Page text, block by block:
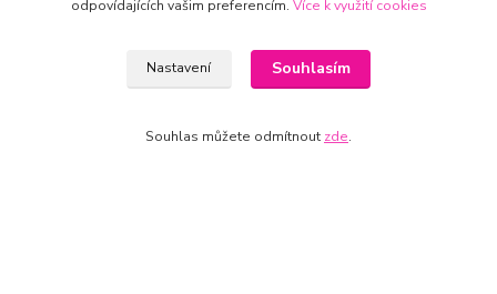
odpovídajících vašim preferencím. Více k využití cookies
Nastavení Souhlasím
Souhlas můžete odmítnout zde.